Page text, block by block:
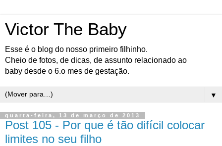
Victor The Baby
Esse é o blog do nosso primeiro filhinho.
Cheio de fotos, de dicas, de assunto relacionado ao
baby desde o 6.o mes de gestação.
▼
quarta-feira, 13 de março de 2013
Post 105 - Por que é tão difícil colocar
limites no seu filho